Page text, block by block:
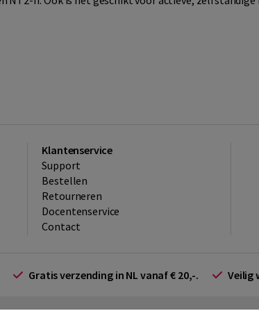
Klantenservice
Support
Bestellen
​Retourneren
Docentenservice
Contact
Gratis verzending in NL vanaf € 20,-. Veilig